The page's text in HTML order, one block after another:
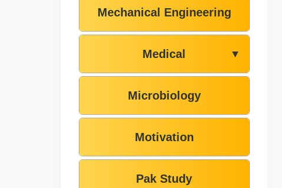
Mechanical Engineering
Medical ▼
Microbiology
Motivation
Pak Study